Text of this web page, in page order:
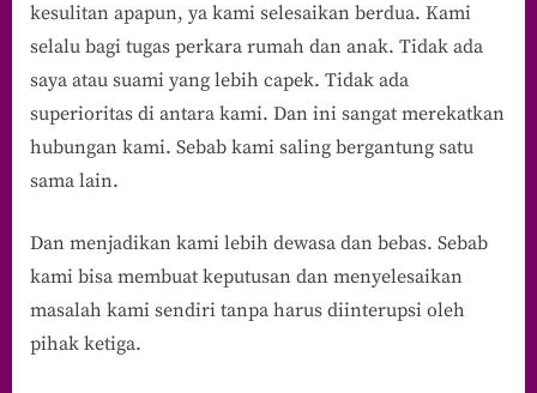
kesulitan apapun, ya kami selesaikan berdua. Kami
selalu bagi tugas perkara rumah dan anak. Tidak ada
saya atau suami yang lebih capek. Tidak ada
superioritas di antara kami. Dan ini sangat merekatkan
hubungan kami. Sebab kami saling bergantung satu
sama lain.
Dan menjadikan kami lebih dewasa dan bebas. Sebab
kami bisa membuat keputusan dan menyelesaikan
masalah kami sendiri tanpa harus diinterupsi oleh
pihak ketiga.